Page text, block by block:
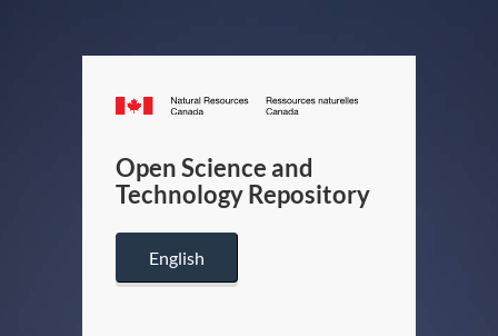
Canada.ca
/
Canada
Open Science and
Technology Repository
English